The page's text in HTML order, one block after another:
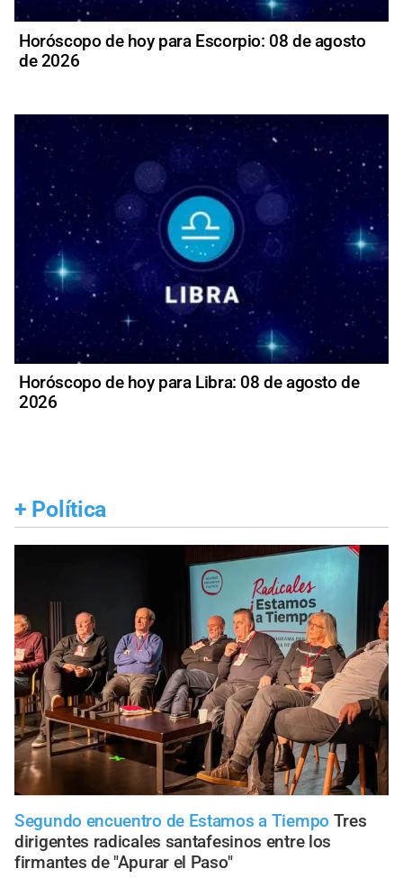
Horóscopo de hoy para Escorpio: 08 de agosto
de 2026
Horóscopo de hoy para Libra: 08 de agosto de
2026
+ Política
Segundo encuentro de Estamos a Tiempo Tres
dirigentes radicales santafesinos entre los
firmantes de "Apurar el Paso"